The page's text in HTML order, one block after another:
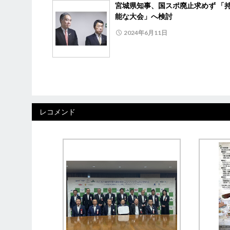
宮城県知事、国スポ廃止求めず 「
能な大会」へ検討
2024年6月11日
レコメンド